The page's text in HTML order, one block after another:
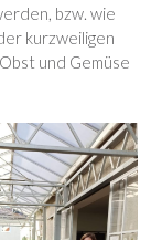
bzw. wie
kurzweiligen
und Gemüse